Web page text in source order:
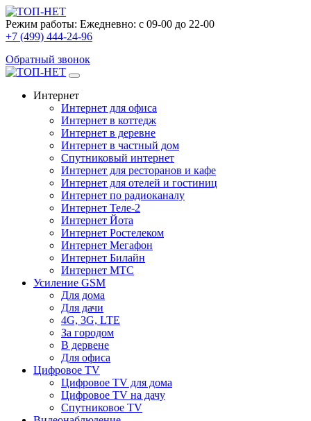
Режим работы: Ежедневно: с 09-00 до 22-00
+7 (499) 444-24-96
Обратный звонок
Интернет
Интернет для офиса
Интернет в коттедж
Интернет в деревне
Интернет в частный дом
Спутниковый интернет
Интернет для ресторанов и кафе
Интернет для отелей и гостиниц
Интернет по радиоканалу
Интернет Теле-2
Интернет Йота
Интернет Ростелеком
Интернет Мегафон
Интернет Билайн
Интернет МТС
Усиление GSM
Для дома
Для дачи
4G, 3G, LTE
За городом
В дервене
Для офиса
Цифровое TV
Цифровое TV для дома
Цифровое TV на дачу
Спутниковое TV